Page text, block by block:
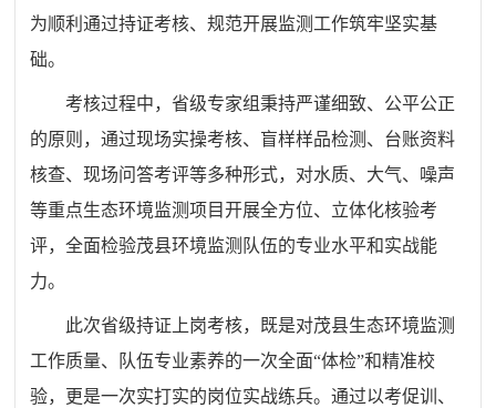
为顺利通过持证考核、规范开展监测工作筑牢坚实基
础。
考核过程中，省级专家组秉持严谨细致、公平公正
的原则，通过现场实操考核、盲样样品检测、台账资料
核查、现场问答考评等多种形式，对水质、大气、噪声
等重点生态环境监测项目开展全方位、立体化核验考
评，全面检验茂县环境监测队伍的专业水平和实战能
力。
此次省级持证上岗考核，既是对茂县生态环境监测
工作质量、队伍专业素养的一次全面“体检”和精准校
验，更是一次实打实的岗位实战练兵。通过以考促训、